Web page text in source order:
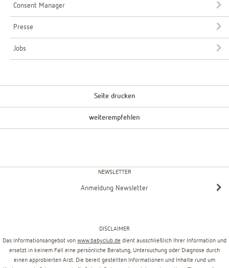
Consent Manager
Presse
Jobs
Seite drucken
weiterempfehlen
NEWSLETTER
Anmeldung Newsletter
DISCLAIMER
Das Informationsangebot von www.babyclub.de dient ausschließlich Ihrer Information und
ersetzt in keinem Fall eine persönliche Beratung, Untersuchung oder Diagnose durch
einen approbierten Arzt. Die bereit gestellten Informationen und Inhalte rund um